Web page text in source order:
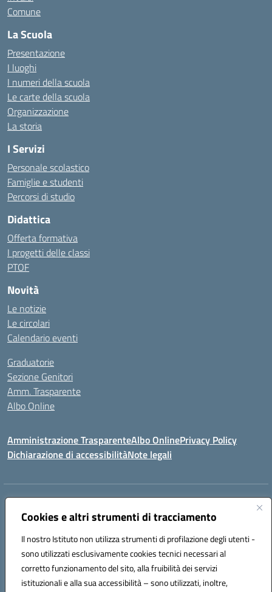
Cookies e altri strumenti di tracciamento
Il nostro Istituto non utilizza strumenti di profilazione degli utenti -
sono utilizzati esclusivamente cookies tecnici necessari al
corretto funzionamento del sito, alla fruibilità dei servizi
istituzionali e alla sua accessibilità – sono utilizzati, inoltre,
Comune
La Scuola
Presentazione
I luoghi
I numeri della scuola
Le carte della scuola
Organizzazione
La storia
I Servizi
Personale scolastico
Famiglie e studenti
Percorsi di studio
Didattica
Offerta formativa
I progetti delle classi
PTOF
Novità
Le notizie
Le circolari
Calendario eventi
Graduatorie
Sezione Genitori
Amm. Trasparente
Albo Online
Amministrazione TrasparenteAlbo OnlinePrivacy Policy
Dichiarazione di accessibilitàNote legali
Indirizzo:
Centralino:0823/718125 Email:bnic839008@istruzione.it
Codice fiscale: 92029030621
Codice meccanografico:
BNIC839008
Codice unico di fatturazione (CUF): UFSWAV